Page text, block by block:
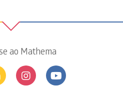
ao Mathema